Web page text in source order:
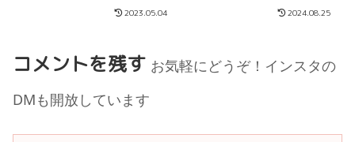
2023.05.04 2024.08.25
コメントを残す お気軽にどうぞ！インスタの
DMも開放しています